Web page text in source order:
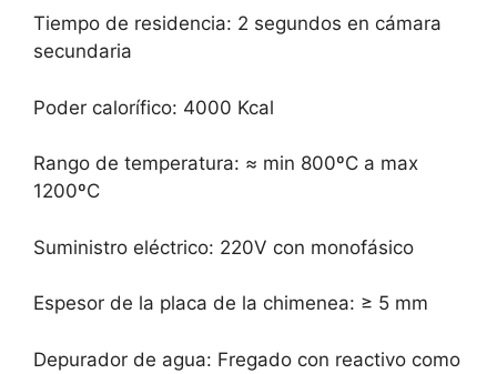
Tiempo de residencia: 2 segundos en cámara
secundaria
Poder calorífico: 4000 Kcal
Rango de temperatura: ≈ min 800ºC a max
1200ºC
Suministro eléctrico: 220V con monofásico
Espesor de la placa de la chimenea: ≥ 5 mm
Depurador de agua: Fregado con reactivo como